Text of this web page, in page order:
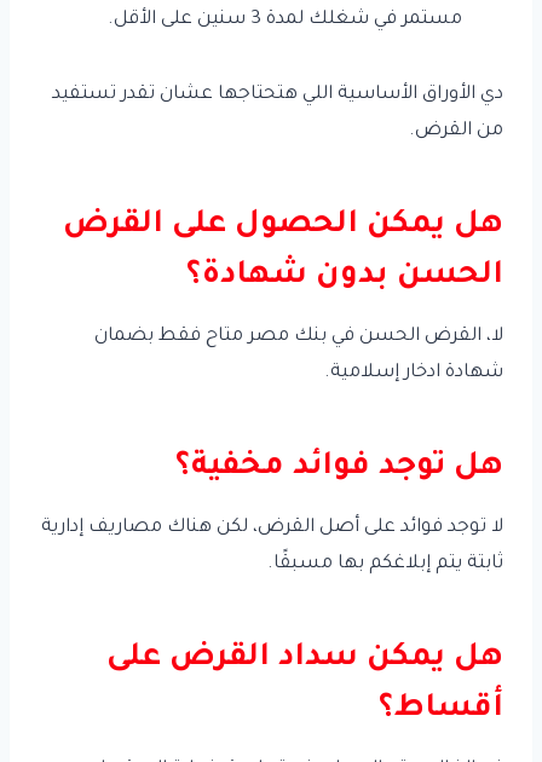
مستمر في شغلك لمدة 3 سنين على الأقل.
دي الأوراق الأساسية اللي هتحتاجها عشان تقدر تستفيد
من القرض.
هل يمكن الحصول على القرض
الحسن بدون شهادة؟
لا، القرض الحسن في بنك مصر متاح فقط بضمان
شهادة ادخار إسلامية.
هل توجد فوائد مخفية؟
لا توجد فوائد على أصل القرض، لكن هناك مصاريف إدارية
ثابتة يتم إبلاغكم بها مسبقًا.
هل يمكن سداد القرض على
أقساط؟